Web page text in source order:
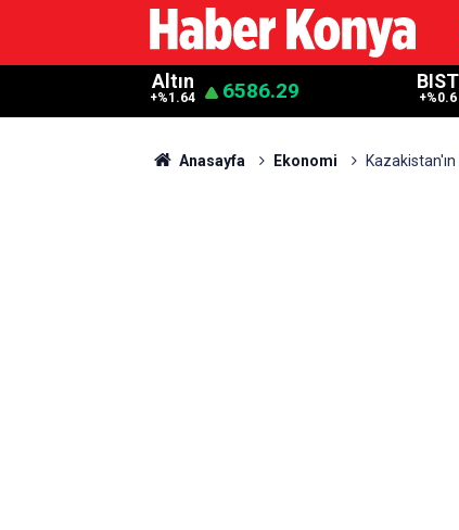
Altın
+%1.64 6586.29 BIST
+%0.6
Anasayfa Ekonomi